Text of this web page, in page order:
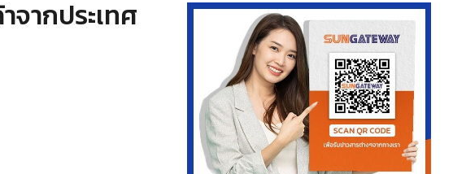
ากประเทศ